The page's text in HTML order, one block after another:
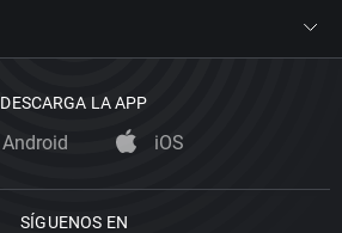
DESCARGA LA APP
Android iOS
SÍGUENOS EN